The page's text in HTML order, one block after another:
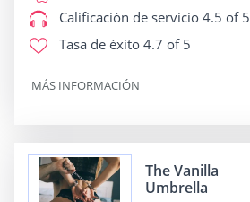
Calificación de servicio 4.5 of 5
Tasa de éxito 4.7 of 5
MÁS INFORMACIÓN
The Vanilla
Umbrella